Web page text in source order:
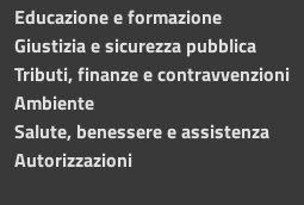
Educazione e formazione
Giustizia e sicurezza pubblica
Tributi, finanze e contravvenzioni
Ambiente
Salute, benessere e assistenza
Autorizzazioni